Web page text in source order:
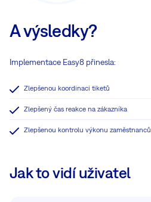
A výsledky?
Implementace Easy8 přinesla:
Zlepšenou koordinaci tiketů
Zlepšený čas reakce na zákazníka
Zlepšenou kontrolu výkonu zaměstnanců
Jak to vidí uživatel